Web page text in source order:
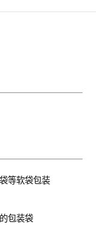
等软袋包装
包装袋